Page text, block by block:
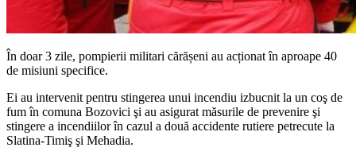
În doar 3 zile, pompierii militari cărășeni au acționat în aproape 40
de misiuni specifice.
Ei au intervenit pentru stingerea unui incendiu izbucnit la un coş de
fum în comuna Bozovici şi au asigurat măsurile de prevenire şi
stingere a incendiilor în cazul a două accidente rutiere petrecute la
Slatina-Timiş şi Mehadia.